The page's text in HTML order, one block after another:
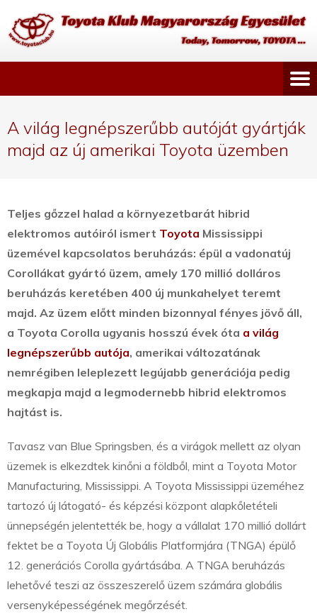
A világ legnépszerűbb autóját gyártják
majd az új amerikai Toyota üzemben
Teljes gőzzel halad a környezetbarát hibrid
elektromos autóiról ismert Toyota Mississippi
üzemével kapcsolatos beruházás: épül a vadonatúj
Corollákat gyártó üzem, amely 170 millió dolláros
beruházás keretében 400 új munkahelyet teremt
majd. Az üzem előtt minden bizonnyal fényes jövő áll,
a Toyota Corolla ugyanis hosszú évek óta a világ
legnépszerűbb autója, amerikai változatának
nemrégiben leleplezett legújabb generációja pedig
megkapja majd a legmodernebb hibrid elektromos
hajtást is.
Tavasz van Blue Springsben, és a virágok mellett az olyan
üzemek is elkezdtek kinőni a földből, mint a Toyota Motor
Manufacturing, Mississippi. A Toyota Mississippi üzeméhez
tartozó új látogató- és képzési központ alapkőletételi
ünnepségén jelentették be, hogy a vállalat 170 millió dollárt
fektet be a Toyota Új Globális Platformjára (TNGA) épülő
12. generációs Corolla gyártásába. A TNGA beruházás
lehetővé teszi az összeszerelő üzem számára globális
versenyképességének megőrzését.